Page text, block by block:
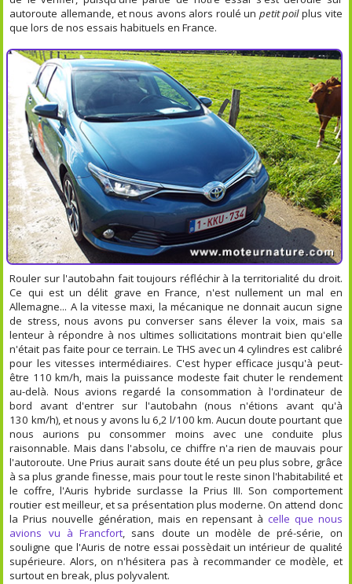
autoroute allemande, et nous avons alors roulé un petit poilplus vite
que lors de nos essais habituels en France.
Rouler sur l'autobahn fait toujours réfléchir à la territorialité du droit.
Ce qui est un délit grave en France, n'est nullement un mal en
Allemagne... A la vitesse maxi, la mécanique ne donnait aucun signe
de stress, nous avons pu converser sans élever la voix, mais sa
lenteur à répondre à nos ultimes sollicitations montrait bien qu'elle
n'était pas faite pour ce terrain. Le THS avec un 4 cylindres est calibré
pour les vitesses intermédiaires. C'est hyper efficace jusqu'à peut-
être 110 km/h, mais la puissance modeste fait chuter le rendement
au-delà. Nous avions regardé la consommation à l'ordinateur de
bord avant d'entrer sur l'autobahn (nous n'étions avant qu'à
130 km/h), et nous y avons lu 6,2 l/100 km. Aucun doute pourtant que
nous aurions pu consommer moins avec une conduite plus
raisonnable. Mais dans l'absolu, ce chiffre n'a rien de mauvais pour
l'autoroute. Une Prius aurait sans doute été un peu plus sobre, grâce
à sa plus grande finesse, mais pour tout le reste sinon l'habitabilité et
le coffre, l'Auris hybride surclasse la Prius III. Son comportement
routier est meilleur, et sa présentation plus moderne. On attend donc
la Prius nouvelle génération, mais en repensant à celle que nous
avions vu à Francfort, sans doute un modèle de pré-série, on
souligne que l'Auris de notre essai possèdait un intérieur de qualité
supérieure. Alors, on n'hésitera pas à recommander ce modèle, et
surtout en break, plus polyvalent.